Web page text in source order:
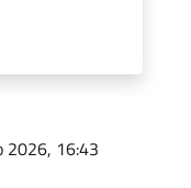
2026, 16:43